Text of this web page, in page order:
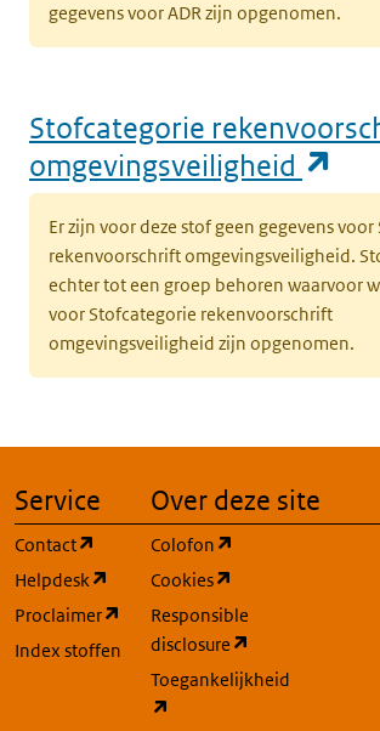
gegevens voor ADR zijn opgenomen.
Stofcategorie
omgevingsveiligheid
Er zijn voor deze stof geen gegevens
rekenvoorschrift omgevingsveiligheid.
echter tot een groep behoren waarvoor
voor Stofcategorie rekenvoorschrift
omgevingsveiligheid zijn opgenomen.
Service
Contact
(opent in een nieuw tabblad)
Helpdesk
(opent in een nieuw tabblad)
Proclaimer
(opent in een nieuw tabblad)
Index stoffen
Over deze site
Colofon
Cookies
Responsible
disclosure
Toegankelijkheid